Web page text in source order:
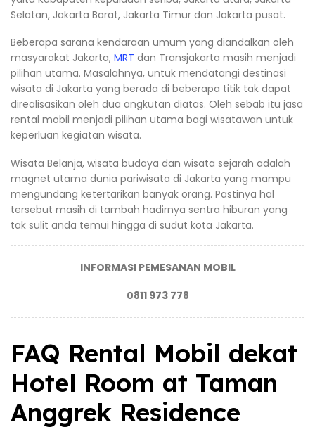
Selatan, Jakarta Barat, Jakarta Timur dan Jakarta pusat.
Beberapa sarana kendaraan umum yang diandalkan oleh
masyarakat Jakarta, MRT dan Transjakarta masih menjadi
pilihan utama. Masalahnya, untuk mendatangi destinasi
wisata di Jakarta yang berada di beberapa titik tak dapat
direalisasikan oleh dua angkutan diatas. Oleh sebab itu jasa
rental mobil menjadi pilihan utama bagi wisatawan untuk
keperluan kegiatan wisata.
Wisata Belanja, wisata budaya dan wisata sejarah adalah
magnet utama dunia pariwisata di Jakarta yang mampu
mengundang ketertarikan banyak orang. Pastinya hal
tersebut masih di tambah hadirnya sentra hiburan yang
tak sulit anda temui hingga di sudut kota Jakarta.
INFORMASI PEMESANAN MOBIL
0811 973 778
FAQ Rental Mobil dekat
Hotel Room at Taman
Anggrek Residence